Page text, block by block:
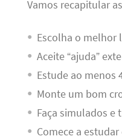
Vamos recapitular
Escolha o melhor
Aceite “ajuda”
Estude ao menos
Monte um bom
Faça simulados e
Comece a